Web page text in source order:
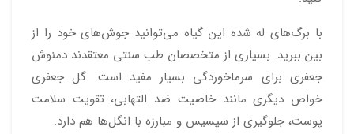
با برگ‌های له شده این گیاه می‌توانید جوش‌های خود را از
بین ببرید. بسیاری از متخصصان طب سنتی معتقدند دمنوش
جعفری برای سرماخوردگی بسیار مفید است. گل جعفری
خواص دیگری مانند خاصیت ضد التهابی، تقویت سلامت
پوست، جلوگیری از سپسیس و مبارزه با انگل‌ها هم دارد.